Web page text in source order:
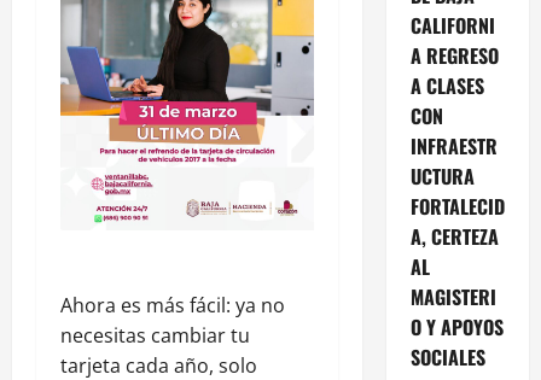
Ahora es más fácil: ya no
necesitas cambiar tu
tarjeta cada año, solo
CALIFORNI
A REGRESO
A CLASES
CON
INFRAESTR
UCTURA
FORTALECID
A, CERTEZA
AL
MAGISTERI
O Y APOYOS
SOCIALES